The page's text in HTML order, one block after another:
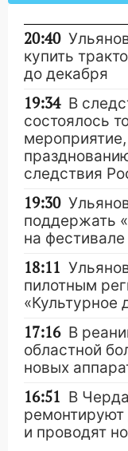
20:40
купить
до декабря
19:34 В
состоялось
следствия
19:30
поддержать
на
18:11
пилотным
«Культурное
17:16 В
областной
новых
16:51 В
ремонтируют
и проводят